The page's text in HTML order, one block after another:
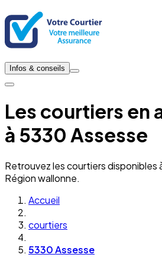
Infos & conseils
Les courtiers en
à 5330 Assesse
Retrouvez les courtiers disponibles
Région wallonne.
Accueil
courtiers
5330 Assesse